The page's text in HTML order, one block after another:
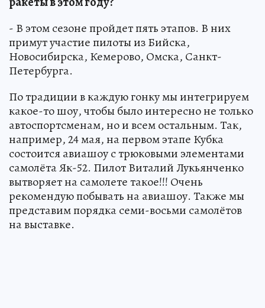
- В этом сезоне пройдет пять этапов. В них
примут участие пилоты из Бийска,
Новосибирска, Кемерово, Омска, Санкт-
Петербурга.
По традиции в каждую гонку мы интегрируем
какое-то шоу, чтобы было интересно не только
автоспортсменам, но и всем остальным. Так,
например, 24 мая, на первом этапе Кубка
состоится авиашоу с трюковыми элементами
самолёта Як-52. Пилот Виталий Лукьянченко
вытворяет на самолете такое!!! Очень
рекомендую побывать на авиашоу. Также мы
представим порядка семи-восьми самолётов
на выставке.